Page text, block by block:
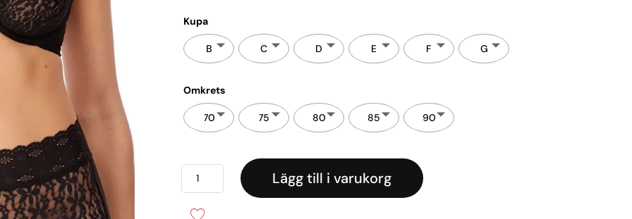
Kupa
B C D E F G
Omkrets
70 75 80 85 90
Lägg till i varukorg